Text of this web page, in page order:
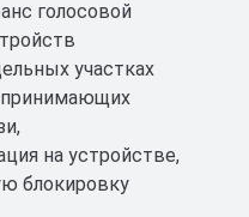
голосовой
участках
на устройстве,
блокировку